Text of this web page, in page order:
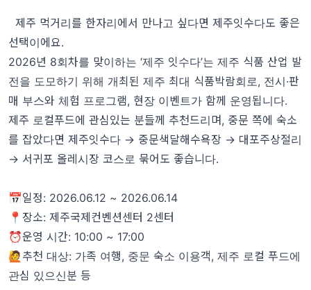
제주 먹거리를 한자리에서 만나고 싶다면 제주잇수다도 좋은
선택이에요.
2026년 8회차를 맞이하는 ‘제주 잇수다’는 제주 식품 산업 발
전을 도모하기 위해 개최된 제주 최대 식품박람회로, 전시·판
매 부스와 체험 프로그램, 현장 이벤트가 함께 운영됩니다.
제주 로컬푸드에 관심있는 분들께 추천드리며, 중문 쪽에 숙소
를 잡았다면 제주잇수다 → 중문색달해수욕장 → 대포주상절리
→ 서귀포 올레시장 코스로 묶어도 좋습니다.
📅일정: 2026.06.12 ~ 2026.06.14
📍장소: 제주국제컨벤션센터 2센터
⏰운영 시간: 10:00 ~ 17:00
🙋추천 대상: 가족 여행, 중문 숙소 이용객, 제주 로컬 푸드에
관심 있으신분 등